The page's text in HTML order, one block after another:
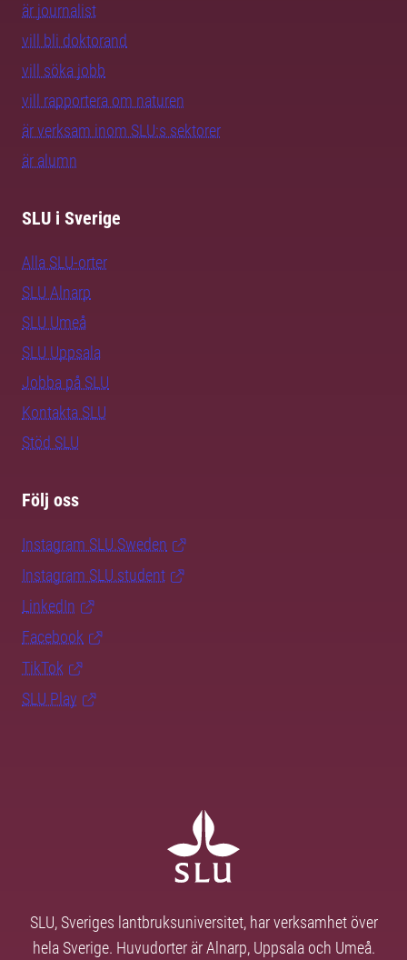
är journalist
vill bli doktorand
vill söka jobb
vill rapportera om naturen
är verksam inom SLU:s sektorer
är alumn
SLU i Sverige
Alla SLU-orter
SLU Alnarp
SLU Umeå
SLU Uppsala
Jobba på SLU
Kontakta SLU
Stöd SLU
Följ oss
Instagram SLU.Sweden
Instagram SLU.student
LinkedIn
Facebook
TikTok
SLU Play
SLU, Sveriges lantbruksuniversitet, har verksamhet över
hela Sverige. Huvudorter är Alnarp, Uppsala och Umeå.